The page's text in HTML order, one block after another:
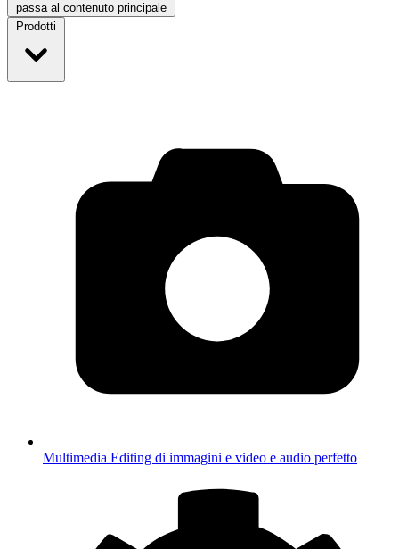
passa al contenuto principale
Prodotti
Multimedia Editing di immagini e video e audio perfetto